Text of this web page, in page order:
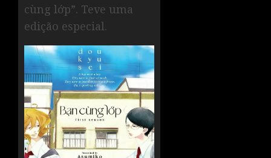
cùng lớp”. Teve uma
edição especial.